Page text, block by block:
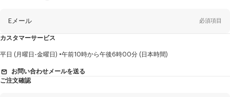
に
つ
Eメール 必須項目
性
カスタマーサービス
平日 (月曜日-金曜日) 午前10時から午後6時00分 (日本時間)
お問い合わせメールを送る
ご注文確認